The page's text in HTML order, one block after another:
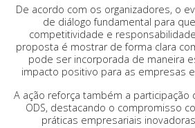
De acordo com os organizadores, o
de diálogo fundamental para
competitividade e
proposta é mostrar de forma clara
pode ser incorporada de maneira
impacto positivo para as empresas
A ação reforça também a participação
ODS, destacando o compromisso
práticas empresariais